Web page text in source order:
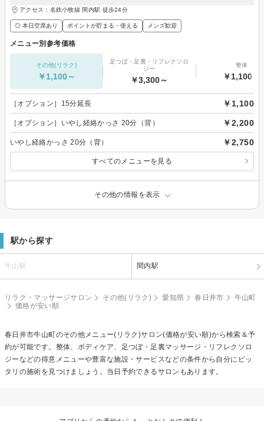
アクセス：名鉄小牧線 間内駅 徒歩24分
◎ 本日空席あり ポイントが貯まる・使える メンズ歓迎
メニュー別参考価格
その他(リラク)
￥1,100～
足つぼ・足裏・リフレクソロ
ジー
￥3,300～
整体
￥1,100～
［オプション］15分延長 ￥1,100
［オプション］いやし経絡かっさ 20分（背） ￥2,200
いやし経絡かっさ 20分（背） ￥2,750
すべてのメニューを見る
その他の情報を表示
駅から探す
牛山駅 間内駅
リラク・マッサージサロン その他(リラク) 愛知県 春日井市
牛山町
価格が安い順
春日井市牛山町のその他メニュー(リラク)サロン(価格が安い順)から検索＆予
約が可能です。整体、ボディケア、足つぼ・足裏マッサージ・リフレクソロ
ジーなどの得意メニューや豊富な施設・サービスなどの条件から自分にピッ
タリの施術を見つけましょう。当日予約できるサロンもあります。